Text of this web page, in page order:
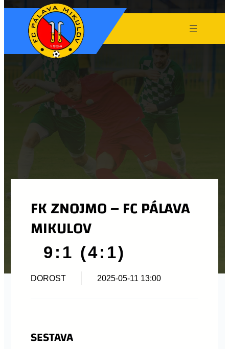
FK ZNOJMO – FC PÁLAVA
MIKULOV
9:1 (4:1)
DOROST 2025-05-11 13:00
SESTAVA